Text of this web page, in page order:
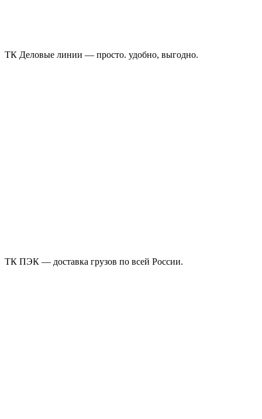
ТК Деловые линии — просто. удобно, выгодно.
ТК ПЭК — доставка грузов по всей России.